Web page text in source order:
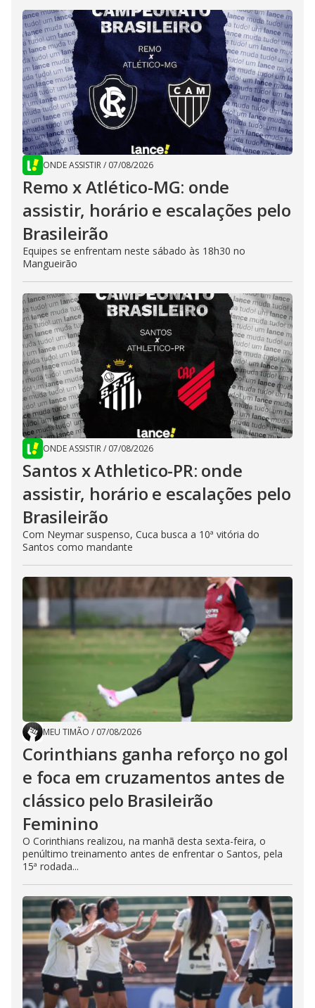
ONDE ASSISTIR/ 07/08/2026
Remo x Atlético-MG: onde
assistir, horário e escalações pelo
Brasileirão
Equipes se enfrentam neste sábado às 18h30 no
Mangueirão
ONDE ASSISTIR/ 07/08/2026
Santos x Athletico-PR: onde
assistir, horário e escalações pelo
Brasileirão
Com Neymar suspenso, Cuca busca a 10ª vitória do
Santos como mandante
MEU TIMÃO / 07/08/2026
Corinthians ganha reforço no gol
e foca em cruzamentos antes de
clássico pelo Brasileirão
Feminino
O Corinthians realizou, na manhã desta sexta-feira, o
penúltimo treinamento antes de enfrentar o Santos, pela
15ª rodada...